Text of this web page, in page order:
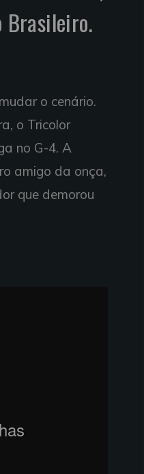
Brasileiro.
o cenário.
o Tricolor
no G-4. A
amigo da onça,
que demorou